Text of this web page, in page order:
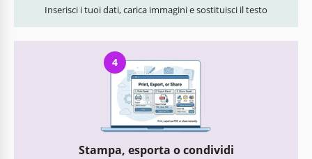
Inserisci i tuoi dati, carica immagini e sostituisci il testo
4
Stampa, esporta o condividi